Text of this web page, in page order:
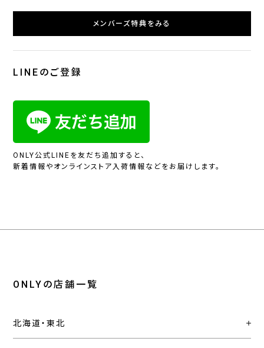
メンバーズ特典をみる
LINEのご登録
ONLY公式LINEを友だち追加すると、
新着情報やオンラインストア入荷情報などをお届けします。
ONLYの店舗一覧
北海道・東北